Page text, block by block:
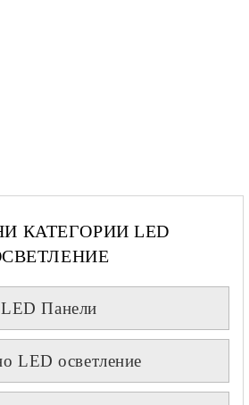
КАТЕГОРИИ LED
LED Панели
LED осветление